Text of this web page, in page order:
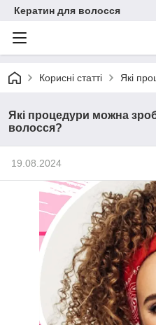
Кератин для волосся
Корисні статті Які
Які процедури можна
волосся?
19.08.2024